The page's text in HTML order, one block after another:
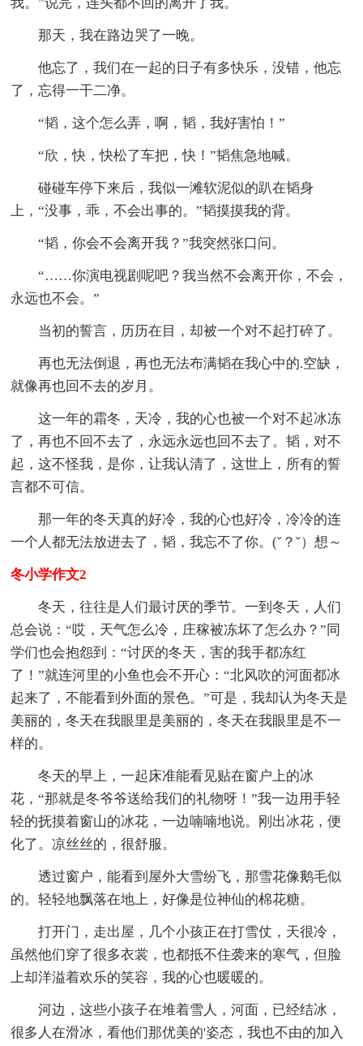
那天，我在路边哭了一晚。
他忘了，我们在一起的日子有多快乐，没错，他忘
了，忘得一干二净。
“韬，这个怎么弄，啊，韬，我好害怕！”
“欣，快，快松了车把，快！”韬焦急地喊。
碰碰车停下来后，我似一滩软泥似的趴在韬身
上，“没事，乖，不会出事的。”韬摸摸我的背。
“韬，你会不会离开我？”我突然张口问。
“……你演电视剧呢吧？我当然不会离开你，不会，
永远也不会。”
当初的誓言，历历在目，却被一个对不起打碎了。
再也无法倒退，再也无法布满韬在我心中的.空缺，
就像再也回不去的岁月。
这一年的霜冬，天冷，我的心也被一个对不起冰冻
了，再也不回不去了，永远永远也回不去了。韬，对不
起，这不怪我，是你，让我认清了，这世上，所有的誓
言都不可信。
那一年的冬天真的好冷，我的心也好冷，冷冷的连
一个人都无法放进去了，韬，我忘不了你。(ˇ？ˇ）想～
冬小学作文2
冬天，往往是人们最讨厌的季节。一到冬天，人们
总会说：“哎，天气怎么冷，庄稼被冻坏了怎么办？”同
学们也会抱怨到：“讨厌的冬天，害的我手都冻红
了！”就连河里的小鱼也会不开心：“北风吹的河面都冰
起来了，不能看到外面的景色。”可是，我却认为冬天是
美丽的，冬天在我眼里是美丽的，冬天在我眼里是不一
样的。
冬天的早上，一起床准能看见贴在窗户上的冰
花，“那就是冬爷爷送给我们的礼物呀！”我一边用手轻
轻的抚摸着窗山的冰花，一边喃喃地说。刚出冰花，便
化了。凉丝丝的，很舒服。
透过窗户，能看到屋外大雪纷飞，那雪花像鹅毛似
的。轻轻地飘落在地上，好像是位神仙的棉花糖。
打开门，走出屋，几个小孩正在打雪仗，天很冷，
虽然他们穿了很多衣裳，也都抵不住袭来的寒气，但脸
上却洋溢着欢乐的笑容，我的心也暖暖的。
河边，这些小孩子在堆着雪人，河面，已经结冰，
很多人在滑冰，看他们那优美的'姿态，我也不由的加入